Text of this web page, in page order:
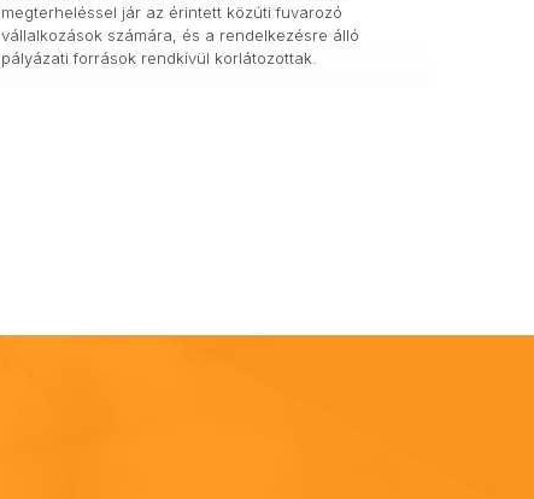
megterheléssel jár az érintett közúti fuvarozó
vállalkozások számára, és a rendelkezésre álló
pályázati források rendkívül korlátozottak.